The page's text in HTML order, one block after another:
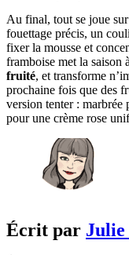
Au final, tout se joue
fouettage précis, un
fixer la mousse et
framboise met la saison
fruité, et transforme
prochaine fois que des
version tenter : marbrée
pour une crème rose
Écrit par Julie